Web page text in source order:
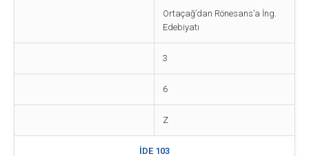
Ortaçağ’dan Rönesans’a İng.
Edebiyatı
3
6
Z
İDE 103